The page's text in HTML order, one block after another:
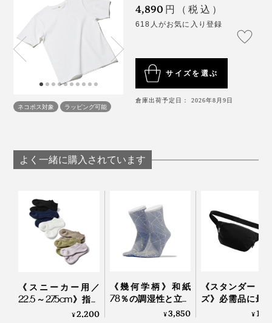
ジャケットのインナー使いにもぴったり。ヨレにくく、
ほどよく詰まったクルーネックが衿まわりにきっちり感
を残してくれます。
写真左：モデル身長160cm「Sサイズ」着用、写真右：モデル身長173cm「Mサイ
そして、長く着てもらえる上質な生地と縫製。
ネコポス対象 ラッピング可能
4,890 円（税込）
618人がお気に入り登録
サイズを選ぶ
倉庫出荷予定日： 2026年8月9日
よく一緒に購入されています
《スニーカー用／
22.5～27.5cm》指先
のサラサラが続く！
¥2,200
《幾何学柄》和紙
78％の調湿性と立体
編みのフィット感
¥3,850
《スタンダード
ズ》必需品に最
クセス、誰でも
¥